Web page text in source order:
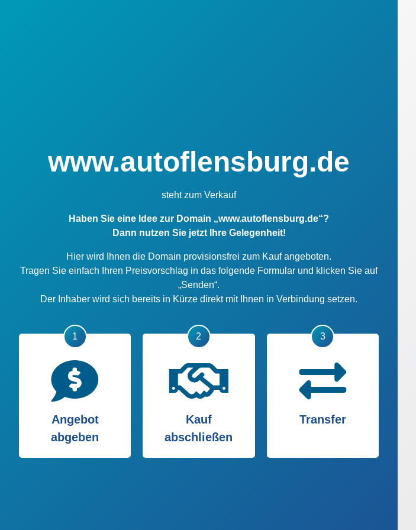
www.autoflensburg.de
steht zum Verkauf
Haben Sie eine Idee zur Domain „www.autoflensburg.de“?
Dann nutzen Sie jetzt Ihre Gelegenheit!
Hier wird Ihnen die Domain provisionsfrei zum Kauf angeboten.
Tragen Sie einfach Ihren Preisvorschlag in das folgende Formular und klicken Sie auf
„Senden“.
Der Inhaber wird sich bereits in Kürze direkt mit Ihnen in Verbindung setzen.
Angebot
abgeben
Kauf
abschließen
Transfer